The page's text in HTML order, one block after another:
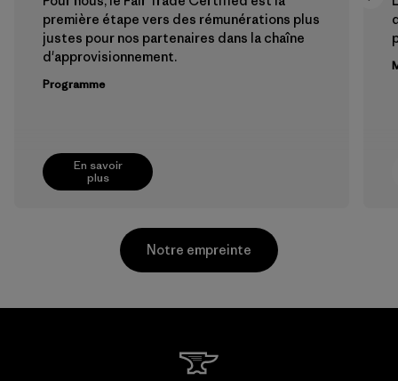
En savoir
plus
première étape vers des rémunérations plus
justes pour nos partenaires dans la chaîne
d'approvisionnement.
Programme
Notre empreinte